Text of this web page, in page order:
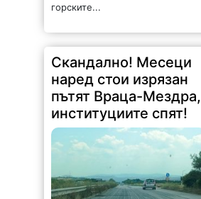
горските...
Скандално! Месеци
наред стои изрязан
пътят Враца-Мездра,
институциите спят!